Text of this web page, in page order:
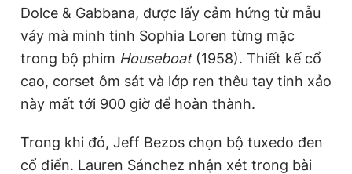
Dolce & Gabbana, được lấy cảm hứng từ mẫu
váy mà minh tinh Sophia Loren từng mặc
trong bộ phim Houseboat(1958). Thiết kế cổ
cao, corset ôm sát và lớp ren thêu tay tinh xảo
này mất tới 900 giờ để hoàn thành.
Trong khi đó, Jeff Bezos chọn bộ tuxedo đen
cổ điển. Lauren Sánchez nhận xét trong bài